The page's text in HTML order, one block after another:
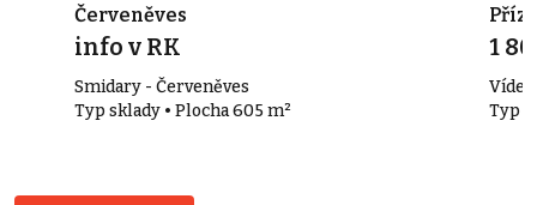
Červeněves
info v RK
Smidary - Červeněves
Typ sklady • Plocha 605 m²
1
Typ